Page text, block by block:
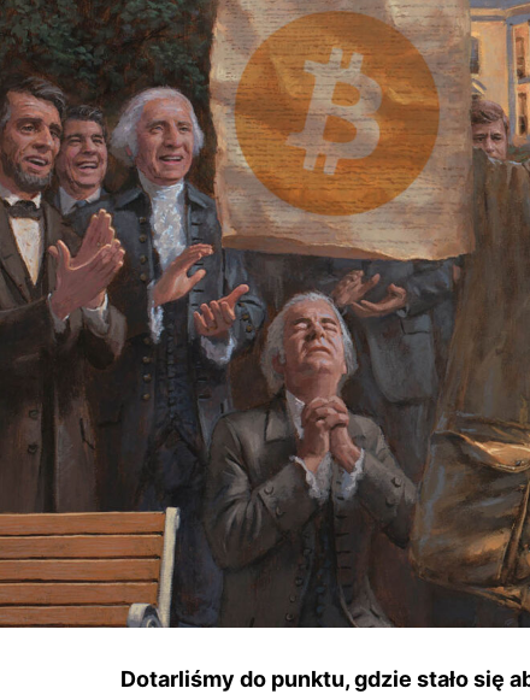
Dotarliśmy do punktu, gdzie stało się